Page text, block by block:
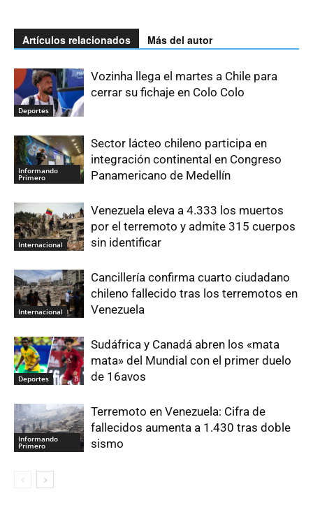
Artículos relacionados Más del autor
Deportes
Vozinha llega el martes a Chile para
cerrar su fichaje en Colo Colo
Informando
Primero
Sector lácteo chileno participa en
integración continental en Congreso
Panamericano de Medellín
Internacional
Venezuela eleva a 4.333 los muertos
por el terremoto y admite 315 cuerpos
sin identificar
Internacional
Cancillería confirma cuarto ciudadano
chileno fallecido tras los terremotos en
Venezuela
Deportes
Sudáfrica y Canadá abren los «mata
mata» del Mundial con el primer duelo
de 16avos
Informando
Primero
Terremoto en Venezuela: Cifra de
fallecidos aumenta a 1.430 tras doble
sismo